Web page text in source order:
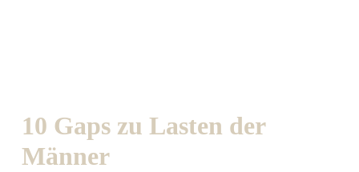
10 Gaps zu Lasten der
Männer